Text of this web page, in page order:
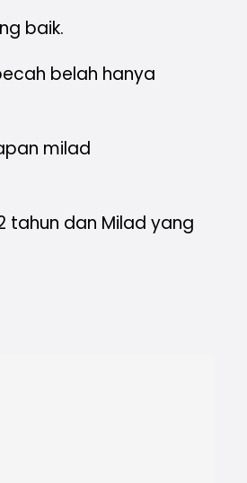
baik.
belah hanya
milad
tahun dan Milad yang